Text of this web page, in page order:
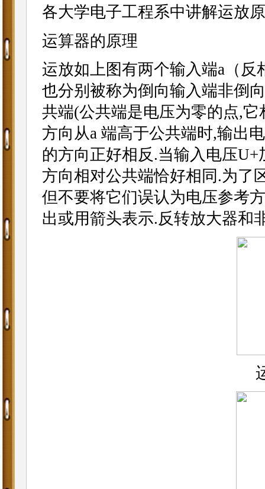
各大学电子工程系中讲解运放
运算器的原理
运放如上图有两个输入端a（
也分别被称为倒向输入端非倒
共端(公共端是电压为零的点,
方向从a 端高于公共端时,输出
的方向正好相反.当输入电压
方向相对公共端恰好相同.为了
但不要将它们误认为电压参考
出或用箭头表示.反转放大器和